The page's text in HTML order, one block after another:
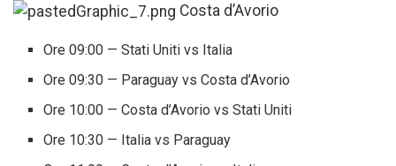
Costa d’Avorio
Ore 09:00 — Stati Uniti vs Italia
Ore 09:30 — Paraguay vs Costa d’Avorio
Ore 10:00 — Costa d’Avorio vs Stati Uniti
Ore 10:30 — Italia vs Paraguay